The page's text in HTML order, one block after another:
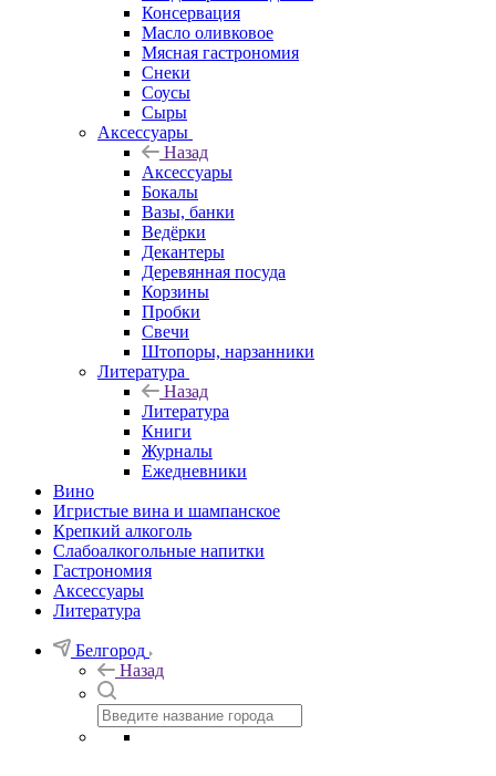
Консервация
Масло оливковое
Мясная гастрономия
Снеки
Соусы
Сыры
Аксессуары
Назад
Аксессуары
Бокалы
Вазы, банки
Ведёрки
Декантеры
Деревянная посуда
Корзины
Пробки
Свечи
Штопоры, нарзанники
Литература
Назад
Литература
Книги
Журналы
Ежедневники
Вино
Игристые вина и шампанское
Крепкий алкоголь
Слабоалкогольные напитки
Гастрономия
Аксессуары
Литература
Белгород
Назад